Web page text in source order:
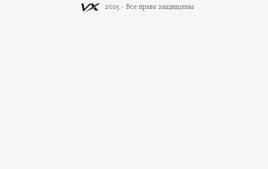
2025 - Все права защищены